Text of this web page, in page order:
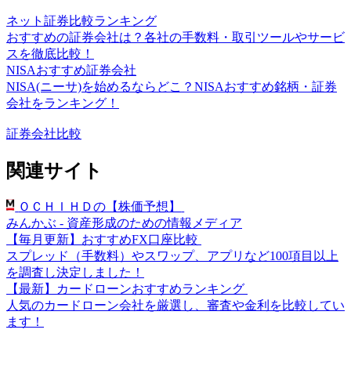
ネット証券比較ランキング
おすすめの証券会社は？各社の手数料・取引ツールやサービ
スを徹底比較！
NISAおすすめ証券会社
NISA(ニーサ)を始めるならどこ？NISAおすすめ銘柄・証券
会社をランキング！
証券会社比較
関連サイト
ＯＣＨＩＨＤの【株価予想】
みんかぶ - 資産形成のための情報メディア
【毎月更新】おすすめFX口座比較
スプレッド（手数料）やスワップ、アプリなど100項目以上
を調査し決定しました！
【最新】カードローンおすすめランキング
人気のカードローン会社を厳選し、審査や金利を比較してい
ます！